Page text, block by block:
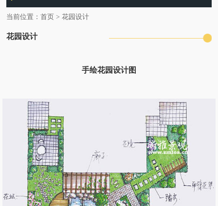
当前位置：首页 >花园设计
花园设计
手绘花园设计图